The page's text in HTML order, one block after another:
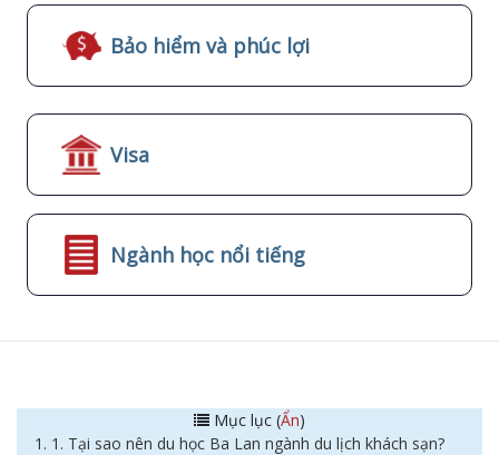
Bảo hiểm và phúc lợi
Visa
Ngành học nổi tiếng
Mục lục (Ẩn)
1. 1. Tại sao nên du học Ba Lan ngành du lịch khách sạn?